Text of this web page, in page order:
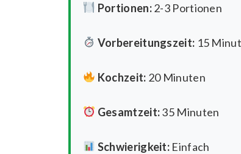
Portionen:2-3 Portionen
Vorbereitungszeit: 15
Kochzeit: 20 Minuten
Gesamtzeit:35 Minuten
Schwierigkeit: Einfach